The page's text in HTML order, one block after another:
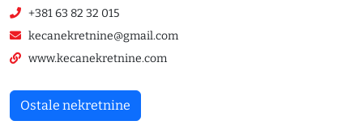
+381 63 82 32 015
kecanekretnine@gmail.com
www.kecanekretnine.com
Ostale nekretnine